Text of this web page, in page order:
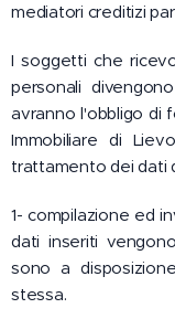
mediatori creditizi
I soggetti che
personali
avranno l'obbligo di
Immobiliare di
trattamento dei dati
1- compilazione ed
dati inseriti
sono a
stessa.